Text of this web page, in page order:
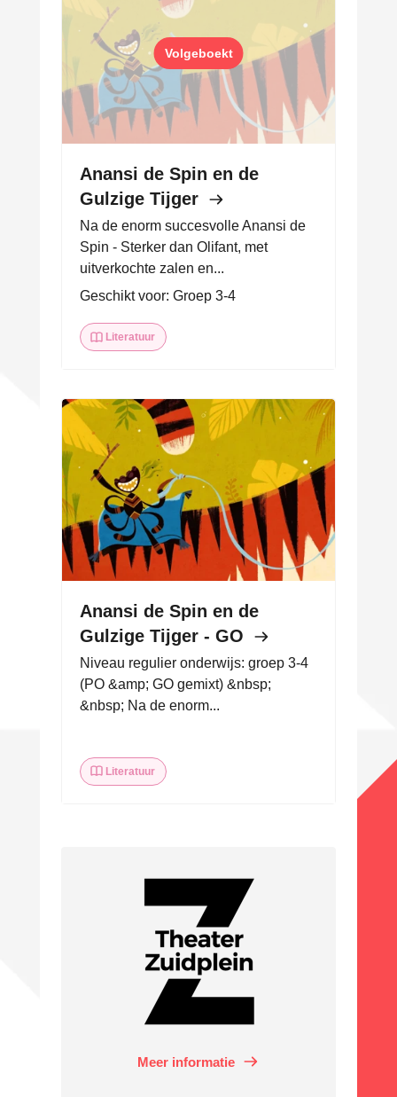
Volgeboekt
Anansi de Spin en de
Gulzige Tijger
Na de enorm succesvolle Anansi de
Spin - Sterker dan Olifant, met
uitverkochte zalen en...
Geschikt voor: Groep 3-4
Literatuur
Anansi de Spin en de
Gulzige Tijger - GO
Niveau regulier onderwijs: groep 3-4
(PO &amp; GO gemixt) &nbsp;
&nbsp; Na de enorm...
Literatuur
Meer informatie